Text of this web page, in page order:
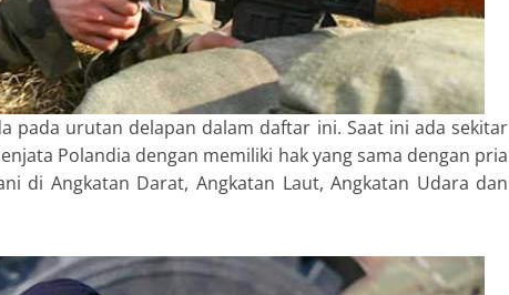
pada urutan delapan dalam daftar ini. Saat ini ada sekitar
Polandia dengan memiliki hak yang sama dengan pria
di Angkatan Darat, Angkatan Laut, Angkatan Udara dan